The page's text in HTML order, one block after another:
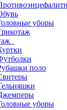
уборы
поло
уборы